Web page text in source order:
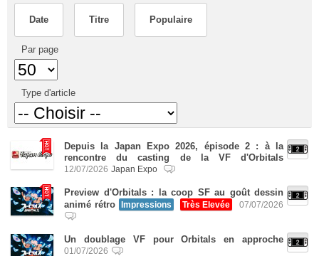
Date Titre Populaire
Par page
Type d'article
Depuis la Japan Expo 2026, épisode 2 : à la
rencontre du casting de la VF d'Orbitals
12/07/2026 Japan Expo
Preview d'Orbitals : la coop SF au goût dessin
animé rétro
Impressions Très Elevée 07/07/2026
Un doublage VF pour Orbitals en approche
01/07/2026